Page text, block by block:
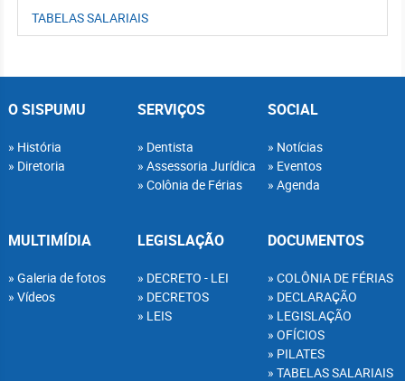
TABELAS SALARIAIS
O SISPUMU
História
Diretoria
SERVIÇOS
Dentista
Assessoria Jurídica
Colônia de Férias
SOCIAL
Notícias
Eventos
Agenda
MULTIMÍDIA
Galeria de fotos
Vídeos
LEGISLAÇÃO
DECRETO - LEI
DECRETOS
LEIS
DOCUMENTOS
COLÔNIA DE FÉRIAS
DECLARAÇÃO
LEGISLAÇÃO
OFÍCIOS
PILATES
TABELAS SALARIAIS